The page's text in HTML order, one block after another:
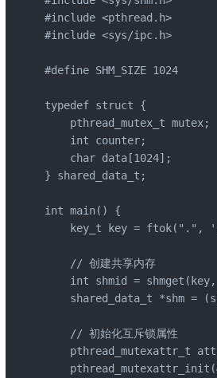
#include <pthread.h>
#include <sys/ipc.h>
#define SHM_SIZE 1024
typedef struct {
    pthread_mutex_t mutex;
    int counter;
    char data[1024];
} shared_data_t;
int main() {
key_t key = ftok(".",
    // 创建共享内存
int shmid =
shared_data_t *shm =
    // 初始化互斥锁属性
pthread_mutexattr_t